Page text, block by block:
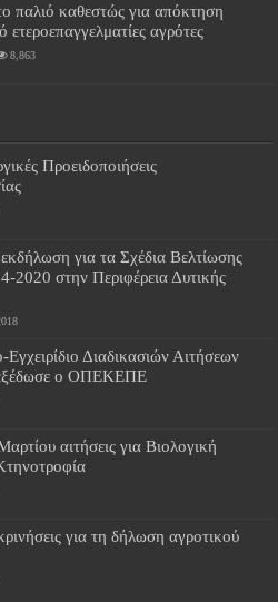
παλιό καθεστώς για απόκτηση
ετεροεπαγγελματίες αγρότες
8,863
Προειδοποιήσεις
για τα Σχέδια Βελτίωσης
στην Περιφέρεια Δυτικής
Διαδικασιών Αιτήσεων
ο ΟΠΕΚΕΠΕ
αιτήσεις για Βιολογική
για τη δήλωση αγροτικού